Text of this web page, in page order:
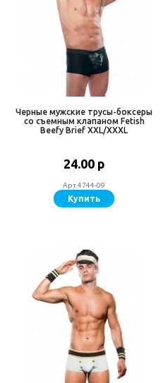
Черные мужские трусы-боксеры
со съемным клапаном Fetish
Beefy Brief XXL/XXXL
24.00 р
Арт.4744-09
Купить